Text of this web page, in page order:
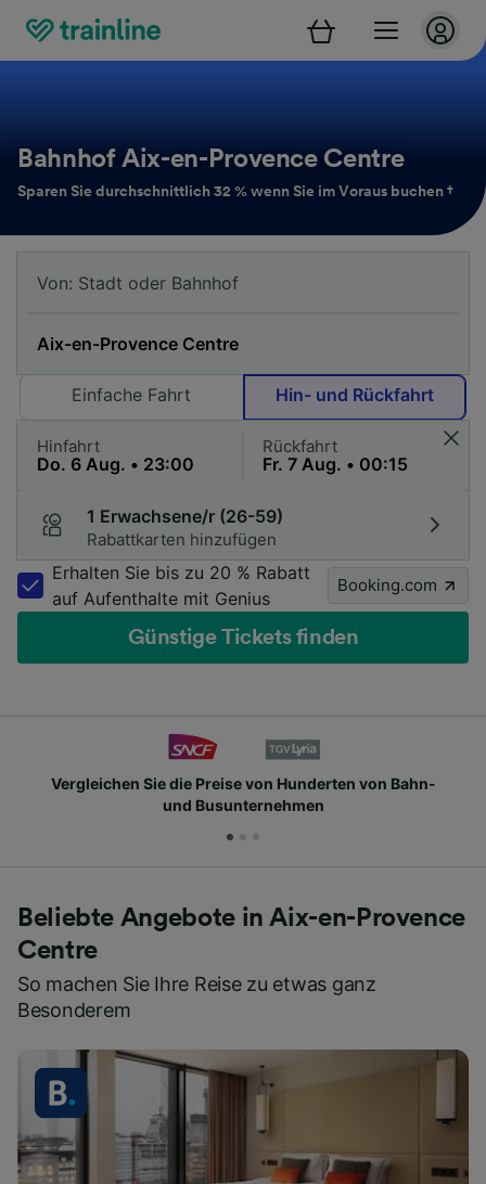
Bahnhof Aix-en-Provence Centre
Sparen Sie durchschnittlich 32 % wenn Sie im Voraus buchen †
Einfache Fahrt Hin- und Rückfahrt
Hinfahrt Rückfahrt
1 Erwachsene/r (26-59)
Rabattkarten hinzufügen
Erhalten Sie bis zu 20 % Rabatt
auf Aufenthalte mit Genius
Booking.com
Günstige Tickets finden
Vergleichen Sie die Preise von Hunderten von Bahn-
und Busunternehmen
Beliebte Angebote in Aix-en-Provence
Centre
So machen Sie Ihre Reise zu etwas ganz
Besonderem